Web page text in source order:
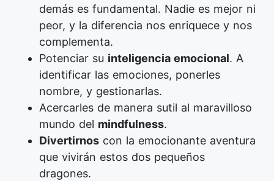
demás es fundamental. Nadie es mejor ni
peor, y la diferencia nos enriquece y nos
complementa.
Potenciar su inteligencia emocional. A
identificar las emociones, ponerles
nombre, y gestionarlas.
Acercarles de manera sutil al maravilloso
mundo del mindfulness.
Divertirnos con la emocionante aventura
que vivirán estos dos pequeños
dragones.